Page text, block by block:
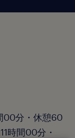
00分・休憩60
時間00分・